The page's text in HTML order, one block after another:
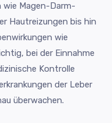
wie Magen-Darm-
Hautreizungen bis hin
wie
bei der Einnahme
Kontrolle
der Leber
überwachen.